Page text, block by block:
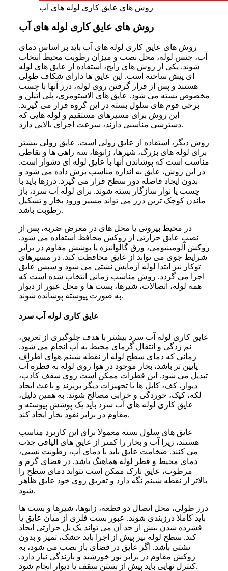
روش های عایق کاری لوله های آب
روش های عایق کاری لوله های آب
روش های عایق کاری لوله های آب باید بر اساس دمای
آب، جنس لوله، محل نصب و میزان رطوبت محیط انتخاب
شوند. یکی از روش های رایج، استفاده از عایق های لوله
ای پیش ساخته است. این عایق ها دارای شکاف طولی
هستند و پس از قرار گرفتن روی لوله، درز آنها با چسب
مخصوص بسته می شود. عایق های الاستومری، پلی اتیلن و
برخی فوم های سلول بسته در این گروه قرار می گیرند.
این روش برای مسیرهای مستقیم و لوله هایی که
دسترسی مناسبی دارند، سرعت اجرای بالایی دارد.
روش دیگر، استفاده از عایق رولی است. عایق رولی بیشتر
برای لوله های بزرگ، شیرها، زانوها، سه راهی ها و نقاطی
مناسب است که پوشاندن آنها با عایق لوله ای دشوار است.
در این روش، عایق به اندازه مناسب برش داده می شود و
بدون ایجاد فاصله دور سطح قرار می گیرد. درزها باید با
چسب یا نوار سازگار بسته شوند. برای لوله آب سرد، باز
ماندن کوچک ترین درز می تواند مسیر ورود بخار و تشکیل
رطوبت باشد.
در محیط بیرونی یا محل های در معرض ضربه، پس از
نصب عایق حرارتی از روکش محافظ استفاده می شود.
روکش آلومینیومی، ورق گالوانیزه یا پوشش مقاوم در برابر
شرایط جوی می تواند از عایق محافظت کند. در مسیرهای
توکار نیز ابتدا لوله آزمایش نشتی می شود و سپس عایق
اجرا می گردد. روش مناسب زمانی انتخاب شده است که
همه لوله، اتصالات، شیرها، بست ها و محل عبور از دیوار
به صورت پیوسته پوشانده شوند.
عایق کاری لوله آب سرد
عایق کاری لوله آب سرد بیشتر با هدف جلوگیری از تعریق،
نم زدگی و انتقال گرمای محیط به آب انجام می شود.
زمانی که دمای سطح لوله از نقطه شبنم هوای اطراف
پایین تر باشد، بخار موجود در هوا روی لوله به قطره آب
تبدیل می شود. این قطرات ممکن است روی سقف کاذب،
دیوار، کف، کابل ها یا تجهیزات دیگر بریزند و باعث ایجاد
لکه، کپک، خوردگی و خرابی مصالح شوند. به همین دلیل،
عایق کاری لوله های آب سرد باید یک پوشش پیوسته و
مقاوم در برابر نفوذ بخار ایجاد کند.
عایق های سلول بسته معمولا برای این کاربرد مناسب
هستند، زیرا آب و بخار را کمتر از عایق های الیافی جذب
می کنند. ضخامت عایق باید با دمای آب، رطوبت نسبی،
دمای محیط و قطر لوله هماهنگ باشد. در فضای گرم و
مرطوب، عایق نازک ممکن است نتواند دمای سطح را
بالاتر از نقطه شبنم نگه دارد و تعریق روی خود عایق ظاهر
شود.
درز طولی، محل اتصال دو قطعه، زانوها، شیرها و بست ها
باید کاملا درزبندی شوند. عبور بست فلزی از میان عایق یا
فشرده شدن بیش از حد آن می تواند یک پل حرارتی ایجاد
کند. سطح لوله نیز پیش از اجرا باید خشک، تمیز و بدون
نشتی باشد. اگر عایق در فضای باز نصب می شود، به
روکش مقاوم در برابر نور خورشید و بارندگی نیاز دارد.
کنترل نهایی باید پیش از بستن سقف یا دیوار انجام شود.